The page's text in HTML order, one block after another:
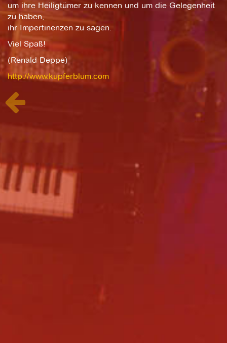
um ihre Heiligtümer zu kennen und um die Gelegenheit
zu haben,
ihr Impertinenzen zu sagen.
Viel Spaß!
(Renald Deppe)
http://www.kupferblum.com